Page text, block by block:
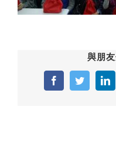
與朋
FacebookTwitter